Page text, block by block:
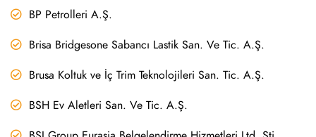
BP Petrolleri A.Ş.
Brisa Bridgesone Sabancı Lastik San. Ve Tic. A.Ş.
Brusa Koltuk ve İç Trim Teknolojileri San. Tic. A.Ş.
BSH Ev Aletleri San. Ve Tic. A.Ş.